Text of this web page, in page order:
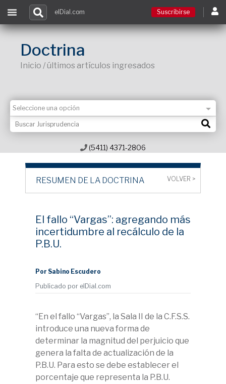
Contacto
elDial.com Suscribirse
Doctrina
Inicio / últimos artículos ingresados
(5411) 4371-2806
RESUMEN DE LA DOCTRINA VOLVER >
El fallo “Vargas”: agregando más
incertidumbre al recálculo de la
P.B.U.
Por Sabino Escudero
Publicado por elDial.com
“En el fallo “Vargas”, la Sala II de la C.F.S.S.
introduce una nueva forma de
determinar la magnitud del perjuicio que
genera la falta de actualización de la
P.B.U. Para esto se debe establecer el
porcentaje que representa la P.B.U.